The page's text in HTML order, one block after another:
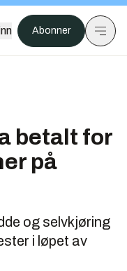
Abonner
betalt for
på
og selvkjøring
i løpet av